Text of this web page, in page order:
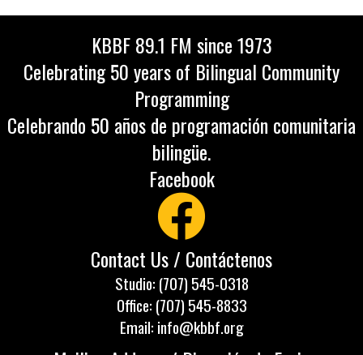
KBBF 89.1 FM since 1973
Celebrating 50 years of Bilingual Community
Programming
Celebrando 50 años de programación comunitaria
bilingüe.
Facebook
Contact Us / Contáctenos
Studio: (707) 545-0318
Office: (707) 545-8833
Email: info@kbbf.org